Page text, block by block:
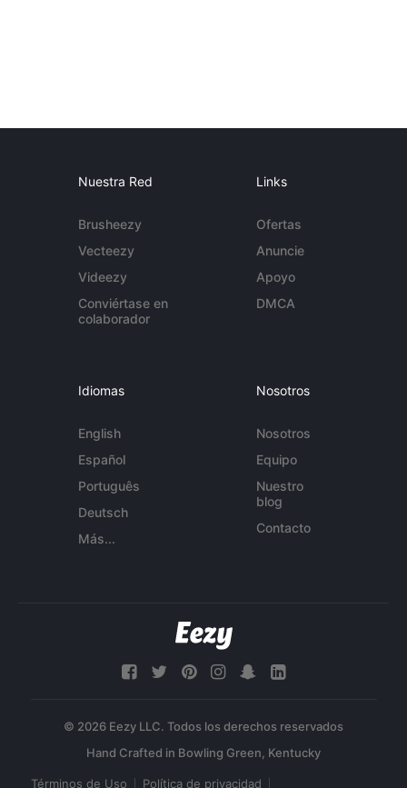
Nuestra Red
Brusheezy
Vecteezy
Videezy
Conviértase en
colaborador
Links
Ofertas
Anuncie
Apoyo
DMCA
Idiomas
English
Español
Português
Deutsch
Más...
Nosotros
Nosotros
Equipo
Nuestro
blog
Contacto
© 2026 Eezy LLC. Todos los derechos reservados
Términos de Uso Política de privacidad